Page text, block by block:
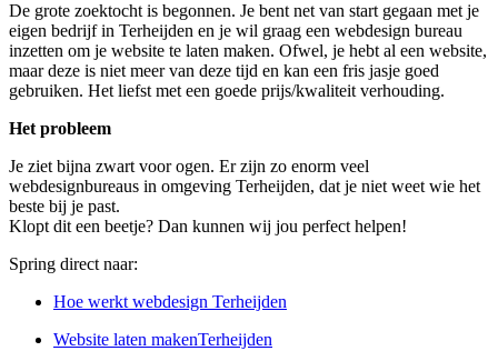
De grote zoektocht is begonnen. Je bent net van start gegaan met je
eigen bedrijf in Terheijden en je wil graag een webdesign bureau
inzetten om je website te laten maken. Ofwel, je hebt al een website,
maar deze is niet meer van deze tijd en kan een fris jasje goed
gebruiken. Het liefst met een goede prijs/kwaliteit verhouding.
Het probleem
Je ziet bijna zwart voor ogen. Er zijn zo enorm veel
webdesignbureaus in omgeving Terheijden, dat je niet weet wie het
beste bij je past.
Klopt dit een beetje? Dan kunnen wij jou perfect helpen!
Spring direct naar:
Hoe werkt webdesign Terheijden
Website laten makenTerheijden